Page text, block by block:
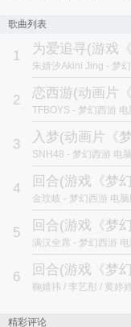
歌曲列表
1 为爱追寻(游戏
朱婧汐Akini Jing - 梦
2 恋西游(动画片
TFBOYS - 梦幻西游 电
3 入梦(动画片《
SNH48 - 梦幻西游 电
4 回合(游戏《梦
金玟岐 - 梦幻西游 电
5 回合(游戏《梦
满汉全席 - 梦幻西游
6 回合(游戏《梦
鞠婧祎 / 李艺彤 / 黄婷
精彩评论